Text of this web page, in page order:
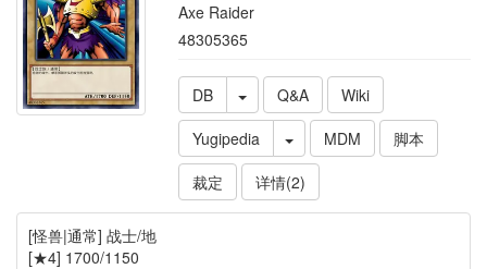
Axe Raider
48305365
DB Q&A
Wiki
Yugipedia
MDM
脚本
裁定
详情(2)
[怪兽|通常] 战士/地
[★4] 1700/1150